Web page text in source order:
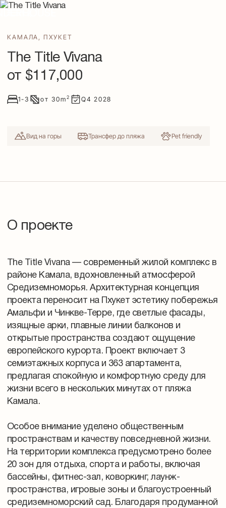
КАМАЛА , ПХУКЕТ
The Title Vivana
от $117,000
1-3 от30m2 Q4 2028
Вид на горы Трансфер до пляжа Pet friendly
О проекте
The Title Vivana — современный жилой комплекс в
районе Камала, вдохновленный атмосферой
Средиземноморья. Архитектурная концепция
проекта переносит на Пхукет эстетику побережья
Амальфи и Чинкве-Терре, где светлые фасады,
изящные арки, плавные линии балконов и
открытые пространства создают ощущение
европейского курорта. Проект включает 3
семиэтажных корпуса и 363 апартамента,
предлагая спокойную и комфортную среду для
жизни всего в нескольких минутах от пляжа
Камала.
Особое внимание уделено общественным
пространствам и качеству повседневной жизни.
На территории комплекса предусмотрено более
20 зон для отдыха, спорта и работы, включая
бассейны, фитнес-зал, коворкинг, лаунж-
пространства, игровые зоны и благоустроенный
средиземноморский сад. Благодаря продуманной